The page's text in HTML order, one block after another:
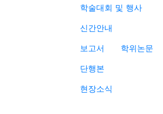
학술대회 및 행사
신간안내
보고서
학위논문
단행본
현장소식